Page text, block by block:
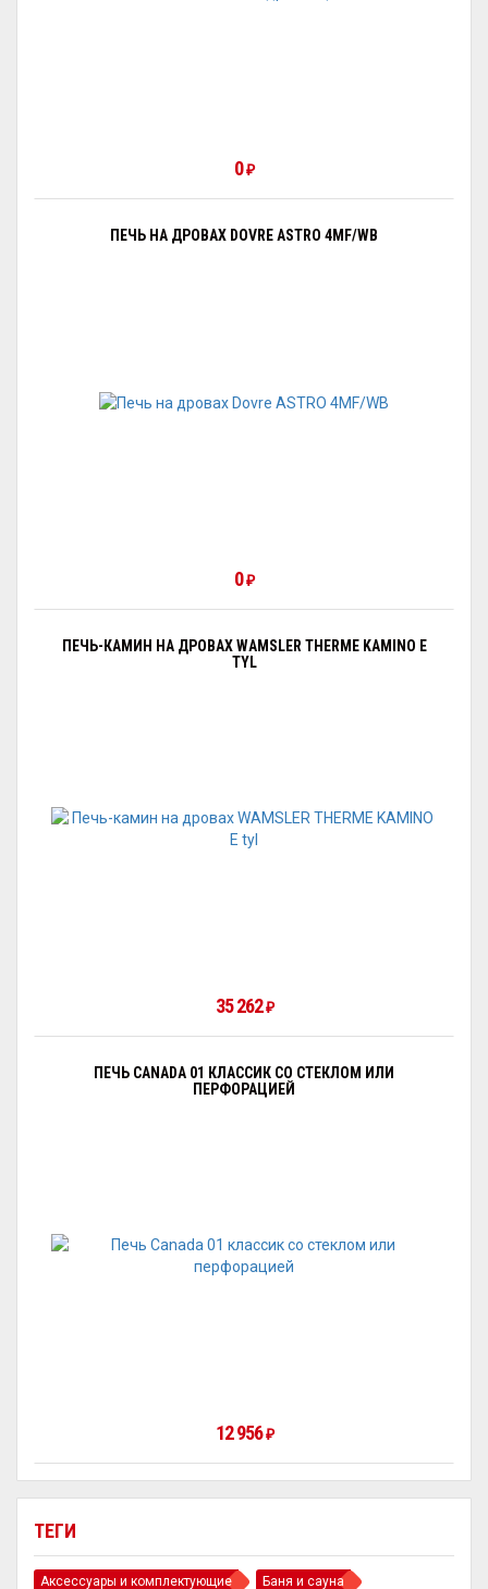
ТЕГИ
Аксессуары и комплектующие Баня и сауна
0 ₽
ПЕЧЬ НА ДРОВАХ DOVRE ASTRO 4MF/WB
0 ₽
ПЕЧЬ-КАМИН НА ДРОВАХ WAMSLER THERME KAMINO E
TYL
35 262 ₽
ПЕЧЬ CANADA 01 КЛАССИК СО СТЕКЛОМ ИЛИ
ПЕРФОРАЦИЕЙ
12 956 ₽